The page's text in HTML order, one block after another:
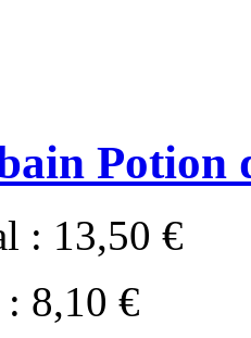
Potion
: 13,50 €
8,10 €